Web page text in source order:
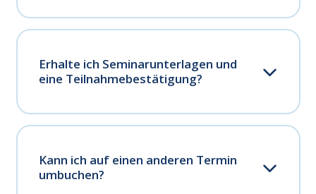
Erhalte ich Seminarunterlagen und
eine Teilnahmebestätigung?
Kann ich auf einen anderen Termin
umbuchen?